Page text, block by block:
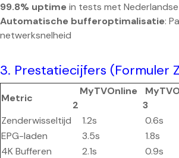
99.8% uptime in tests met
Automatische bufferoptimalisatie:
netwerksnelheid
3. Prestatiecijfers (Formuler
Metric
MyTVOnline
2
3
Zenderwisseltijd
1.2s 0.6s
EPG-laden
3.5s 1.8s
4K Bufferen
2.1s 0.9s